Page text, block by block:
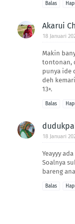
Balas
Akarui
18 Januari
Makin
tontonan,
punya ide
deh
13+.
Balas
18 Januari
Yeayyy
Soalnya
bareng
Balas